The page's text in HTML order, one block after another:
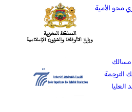
محو الأمية
مسالك
الترجمة